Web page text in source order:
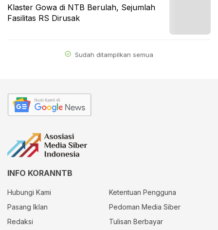
Klaster Gowa di NTB Berulah, Sejumlah
Fasilitas RS Dirusak
Sudah ditampilkan semua
INFO KORANNTB
Hubungi Kami
Ketentuan Pengguna
Pasang Iklan
Pedoman Media Siber
Redaksi
Tulisan Berbayar